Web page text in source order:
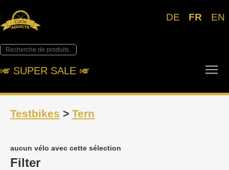
DE FR EN
🎺︎ SUPER SALE 🎺︎
Testbikes > Tern
aucun vélo avec cette sélection
Filter